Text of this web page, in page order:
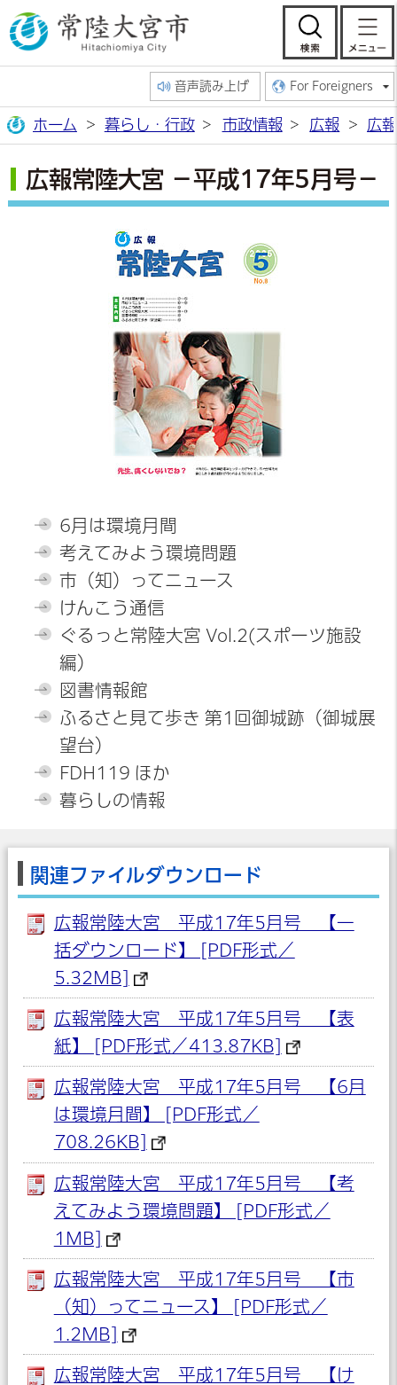
常陸大宮市公
検
音声読み上げ For Foreigners
ホーム 暮らし・行政 市政情報 広報 広
広報常陸大宮 －平成17年5月号－
6月は環境月間
考えてみよう環境問題
市（知）ってニュース
けんこう通信
ぐるっと常陸大宮 Vol.2(スポーツ施設
編）
図書情報館
ふるさと見て歩き 第1回御城跡（御城展
望台）
FDH119 ほか
暮らしの情報
関連ファイルダウンロード
広報常陸大宮 平成17年5月号 【一
括ダウンロード】 [PDF形式／
5.32MB]
広報常陸大宮 平成17年5月号 【表
紙】 [PDF形式／413.87KB]
広報常陸大宮 平成17年5月号 【6月
は環境月間】 [PDF形式／
708.26KB]
広報常陸大宮 平成17年5月号 【考
えてみよう環境問題】 [PDF形式／
1MB]
広報常陸大宮 平成17年5月号 【市
（知）ってニュース】 [PDF形式／
1.2MB]
広報常陸大宮 平成17年5月号 【け